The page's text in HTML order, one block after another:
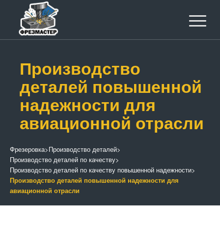
Производство
деталей повышенной
надежности для
авиационной отрасли
Фрезеровка>Производство деталей>
Производство деталей по качеству>
Производство деталей по качеству повышенной надежности>
Производство деталей повышенной надежности для
авиационной отрасли